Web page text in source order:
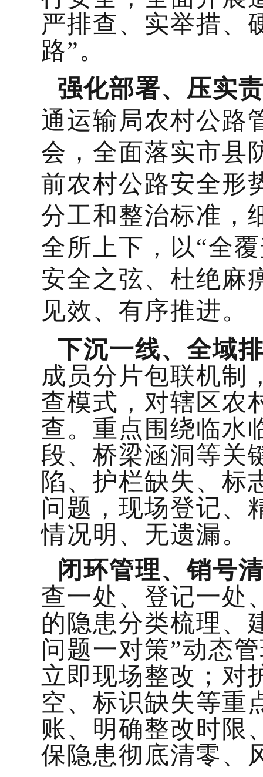
严排查、实举措、
路”。
强化部署、压实
通运输局农村公路
会，全面落实市县
前农村公路安全形
分工和整治标准，
全所上下，以“全
安全之弦、杜绝麻
见效、有序推进。
下沉一线、全域
成员分片包联机制
查模式，对辖区农
查。重点围绕临水
段、桥梁涵洞等关
陷、护栏缺失、标
问题，现场登记、
情况明、无遗漏。
闭环管理、销号
查一处、登记一处
的隐患分类梳理、
问题一对策”动态
立即现场整改；对
空、标识缺失等重
账、明确整改时限
保隐患彻底清零、